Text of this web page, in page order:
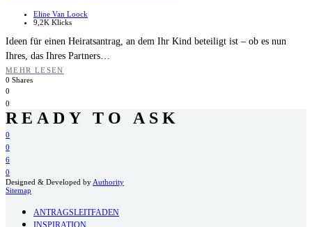
Eline Van Loock
9,2K Klicks
Ideen für einen Heiratsantrag, an dem Ihr Kind beteiligt ist – ob es nun
Ihres, das Ihres Partners…
MEHR LESEN
0 Shares
0
0
READY TO ASK
0
0
6
0
Designed & Developed by Authority
Sitemap
ANTRAGSLEITFADEN
INSPIRATION